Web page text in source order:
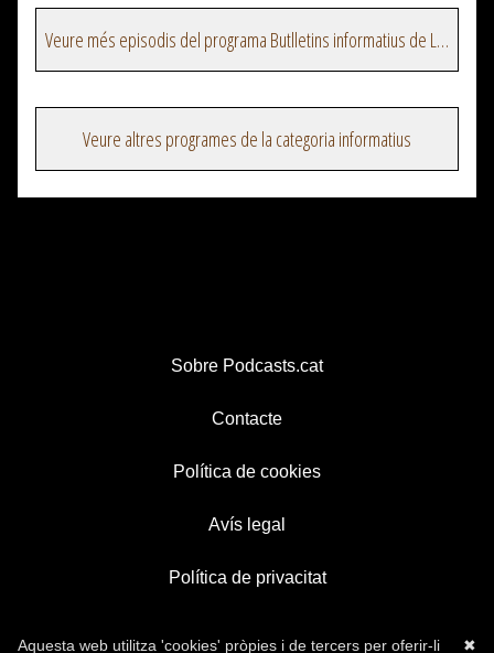
Veure més episodis del programa Butlletins informatius de La Xarxa
Veure altres programes de la categoria informatius
Sobre Podcasts.cat
Contacte
Política de cookies
Avís legal
Política de privacitat
✖
Aquesta web utilitza 'cookies' pròpies i de tercers per oferir-li